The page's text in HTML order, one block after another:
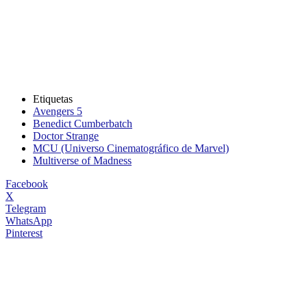
Etiquetas
Avengers 5
Benedict Cumberbatch
Doctor Strange
MCU (Universo Cinematográfico de Marvel)
Multiverse of Madness
Facebook
X
Telegram
WhatsApp
Pinterest